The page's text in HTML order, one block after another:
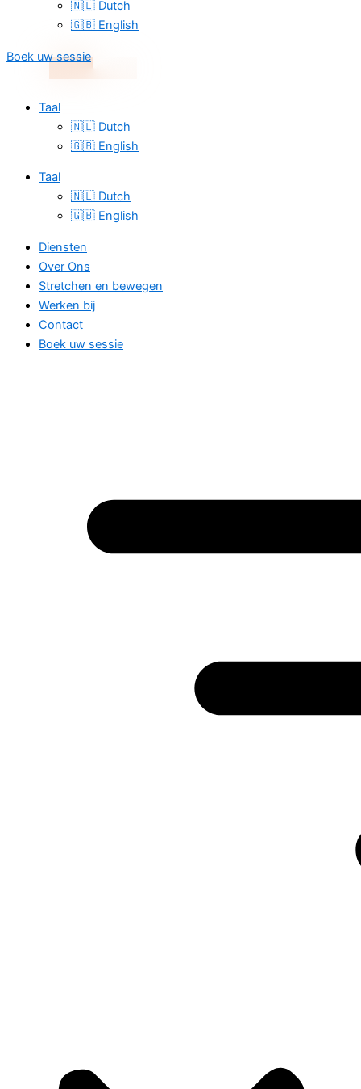
🇳🇱 Dutch
🇬🇧 English
Boek uw sessie
Taal
🇳🇱 Dutch
🇬🇧 English
Taal
🇳🇱 Dutch
🇬🇧 English
Diensten
Over Ons
Stretchen en bewegen
Werken bij
Contact
Boek uw sessie